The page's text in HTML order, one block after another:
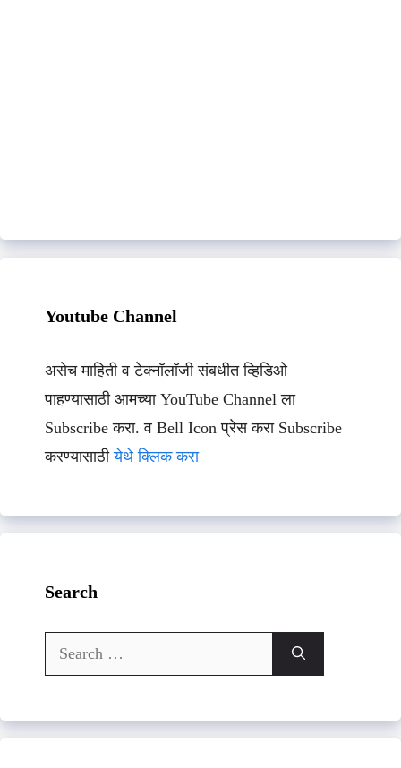
Youtube Channel
असेच माहिती व टेक्नॉलॉजी संबधीत व्हिडिओ
पाहण्यासाठी आमच्या YouTube Channel ला
Subscribe करा. व Bell Icon प्रेस करा Subscribe
करण्यासाठीयेथे क्लिक करा
Search
Search
for: